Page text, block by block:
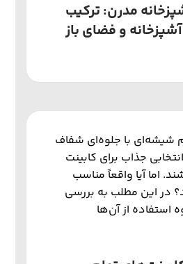
مدرن: ترکیب
و فضای باز